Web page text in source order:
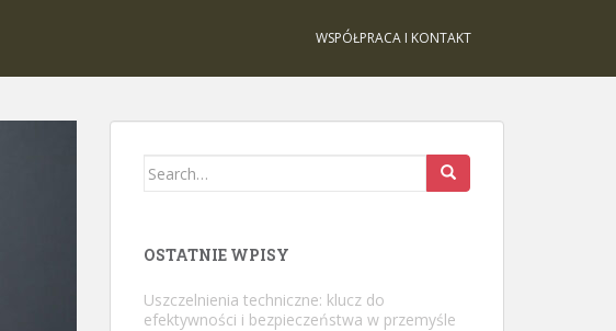
WSPÓŁPRACA I KONTAKT
Search
OSTATNIE WPISY
Uszczelnienia techniczne: klucz do
efektywności i bezpieczeństwa w przemyśle